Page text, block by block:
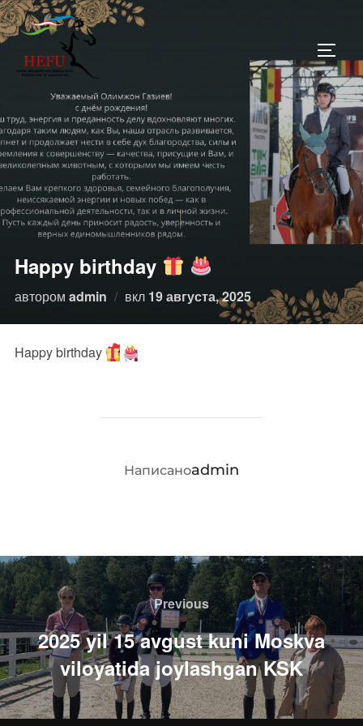
Перейти
к
содержимому
Happy birthday
автором admin вкл Опубликовано
19 августа, 2025
Happy birthday
АВТОР ЗАПИСИ
Написаноadmin
Навигация
по
записям
Previous
Previous
2025 yil 15 avgust kuni Moskva
viloyatida joylashgan KSK